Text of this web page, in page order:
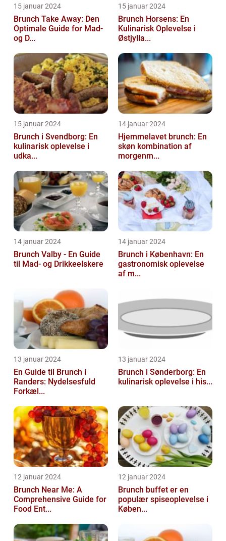
15 januar 2024
Brunch Take Away: Den
Optimale Guide for Mad-
og D...
15 januar 2024
Brunch Horsens: En
Kulinarisk Oplevelse i
Østjylla...
15 januar 2024
Brunch i Svendborg: En
kulinarisk oplevelse i
udka...
14 januar 2024
Hjemmelavet brunch: En
skøn kombination af
morgenm...
14 januar 2024
Brunch Valby - En Guide
til Mad- og Drikkeelskere
14 januar 2024
Brunch i København: En
gastronomisk oplevelse
af m...
13 januar 2024
En Guide til Brunch i
Randers: Nydelsesfuld
Forkæl...
13 januar 2024
Brunch i Sønderborg: En
kulinarisk oplevelse i his...
12 januar 2024
Brunch Near Me: A
Comprehensive Guide for
Food Ent...
12 januar 2024
Brunch buffet er en
populær spiseoplevelse i
Køben...